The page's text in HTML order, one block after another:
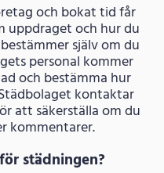
och bokat tid får
uppdraget och hur du
själv om du
personal kommer
och bestämma hur
kontaktar
att säkerställa om du
kommentarer.
städningen?